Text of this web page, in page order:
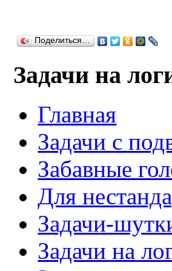
Поделиться…
Задачи на
Главная
Задачи с
Забавные
Для
Задачи-
Задачи на